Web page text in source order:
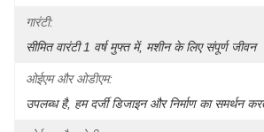
गारंटी:
सीमित वारंटी 1 वर्ष मुफ्त में, मशीन के लिए संपूर्ण जीवन
ओईएम और ओडीएम:
उपलब्ध है, हम दर्जी डिजाइन और निर्माण का समर्थन